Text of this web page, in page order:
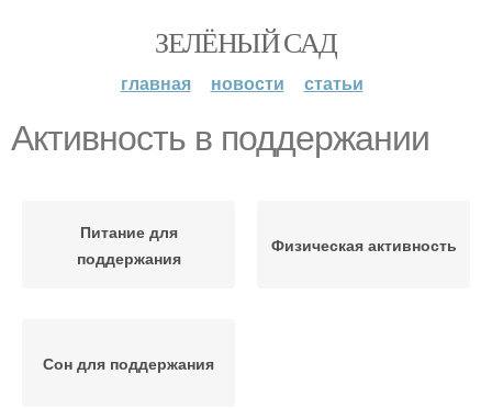
ЗЕЛЁНЫЙ САД
главная новости статьи
Активность в поддержании
Питание для
поддержания
Физическая активность
Сон для поддержания